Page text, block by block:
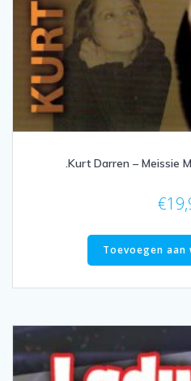
.Kurt Darren – Meissie
€
Toevoegen aan